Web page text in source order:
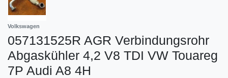
Volkswagen
057131525R AGR Verbindungsrohr
Abgaskühler 4,2 V8 TDI VW Touareg
7P Audi A8 4H